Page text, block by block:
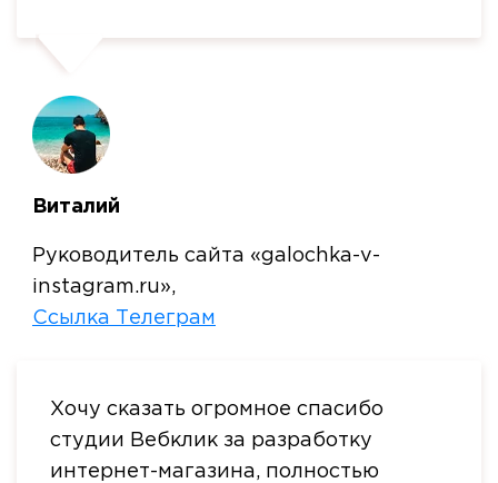
Виталий
Руководитель сайта «galochka-v-
instagram.ru»,
Ссылка Телеграм
Хочу сказать огромное спасибо
студии Вебклик за разработку
интернет-магазина, полностью